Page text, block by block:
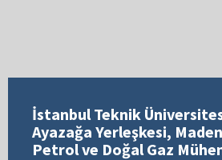
İstanbul Teknik
Ayazağa Yerleşkesi,
Petrol ve Doğal Gaz